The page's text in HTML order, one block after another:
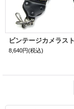
ビンテージカメラス
8,640円(税込)